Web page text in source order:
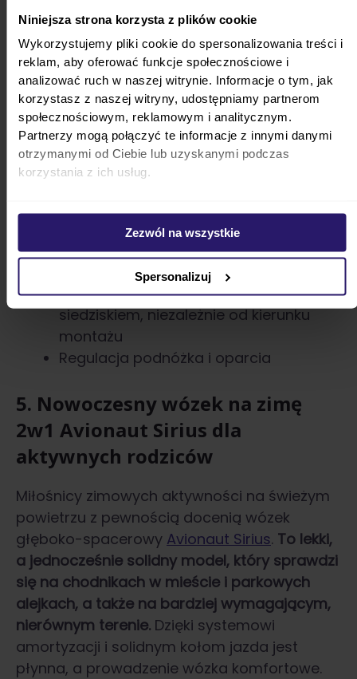
Niniejsza strona korzysta z plików cookie
Wykorzystujemy pliki cookie do spersonalizowania treści i
reklam, aby oferować funkcje społecznościowe i
analizować ruch w naszej witrynie. Informacje o tym, jak
korzystasz z naszej witryny, udostępniamy partnerom
społecznościowym, reklamowym i analitycznym.
Partnerzy mogą połączyć te informacje z innymi danymi
otrzymanymi od Ciebie lub uzyskanymi podczas
korzystania z ich usług.
Zezwól na wszystkie
Spersonalizuj
zapewnić komfort termiczny o każdej porze
roku.Duża budka z filtrem UV50+ i powłoką
hydrofobową chroni malca przed
promieniowaniem słonecznym i deszczem.
Panel wentylacyjny zapewnia natomiast
optymalną cyrkulację powietrza.
Plusy:
w gondoli
Montaż siedziska w dwóch kierunkach
Spacerówka składa się razem z
siedziskiem, niezależnie od kierunku
montażu
Regulacja podnóżka i oparcia
5. Nowoczesny wózek na zimę
2w1 Avionaut Sirius dla
aktywnych rodziców
Miłośnicy zimowych aktywności na świeżym
powietrzu z pewnością docenią wózek
głęboko-spacerowy Avionaut Sirius. To lekki,
a jednocześnie solidny model, który sprawdzi
się na chodnikach w mieście i parkowych
alejkach, a także na bardziej wymagającym,
nierównym terenie. Dzięki systemowi
amortyzacji i solidnym kołom jazda jest
płynna, a prowadzenie wózka komfortowe.